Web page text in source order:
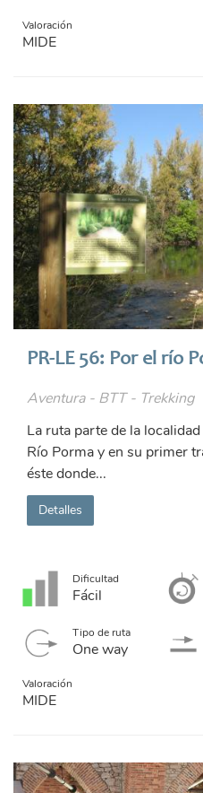
Valoración
MIDE
PR-LE 56: Por el río
Aventura - BTT - Trekking
La ruta parte de la
Río Porma y en su primer
éste donde...
Detalles
Dificultad
Fácil
Tipo de ruta
One way
Valoración
MIDE